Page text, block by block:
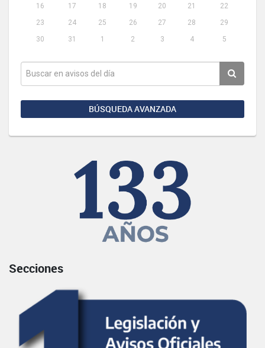
16
17 18 19 20 21
22
23
24 25 26 27 28
29
30
31 1 2 3 4 5
BÚSQUEDA AVANZADA
Secciones